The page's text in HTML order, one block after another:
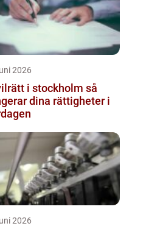
2026
i stockholm så
dina rättigheter i
2026